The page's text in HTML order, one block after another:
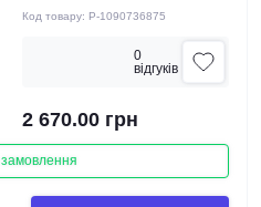
Код товару: P-1090736875
0
вiдгукiв
2 670.00 грн